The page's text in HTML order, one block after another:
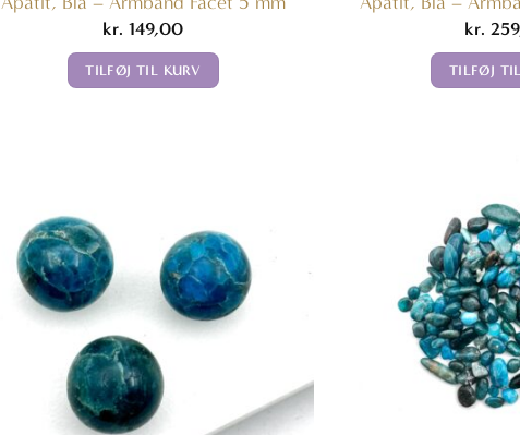
kr. 149,00
TILFØJ TIL KURV
kr.
TILFØJ